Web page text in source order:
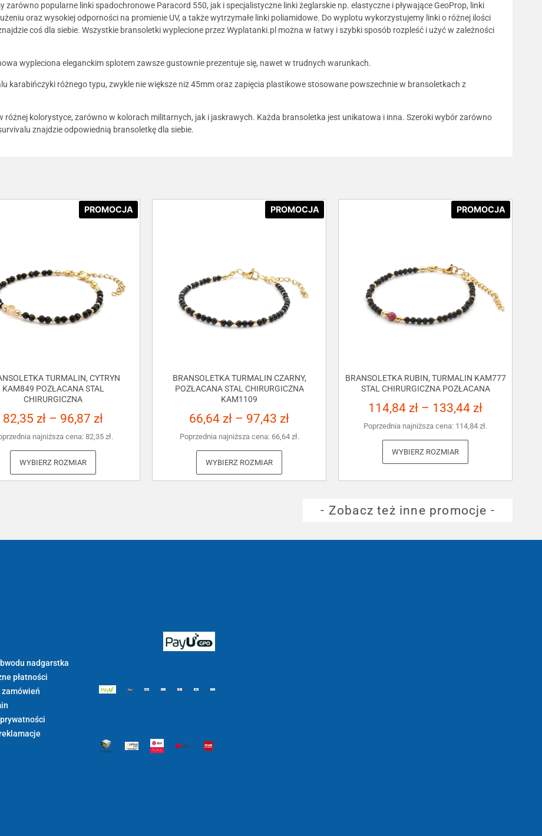
popularne linki spadochronowe Paracord 550, jak i specjalistyczne linki żeglarskie np. elastyczne i pływające GeoProp, linki
oraz wysokiej odporności na promienie UV, a także wytrzymałe linki poliamidowe. Do wyplotu wykorzystujemy linki o różnej ilości
coś dla siebie. Wszystkie bransoletki wyplecione przez Wyplatanki.pl można w łatwy i szybki sposób rozpleść i użyć w zależności
wypleciona eleganckim splotem zawsze gustownie prezentuje się, nawet w trudnych warunkach.
karabińczyki różnego typu, zwykle nie większe niż 45mm oraz zapięcia plastikowe stosowane powszechnie w bransoletkach z
kolorystyce, zarówno w kolorach militarnych, jak i jaskrawych. Każda bransoletka jest unikatowa i inna. Szeroki wybór zarówno
znajdzie odpowiednią bransoletkę dla siebie.
PROMOCJA
TURMALIN, CYTRYN
KAM849 POZŁACANA STAL
CHIRURGICZNA
82,35 zł – 96,87 zł
najniższa cena:82,35 zł.
WYBIERZ ROZMIAR
PROMOCJA
BRANSOLETKA TURMALIN CZARNY,
POZŁACANA STAL CHIRURGICZNA
KAM1109
66,64 zł – 97,43 zł
Poprzednia najniższa cena: 66,64 zł.
WYBIERZ ROZMIAR
PROMOCJA
BRANSOLETKA RUBIN, TURMALIN KAM777
STAL CHIRURGICZNA POZŁACANA
114,84 zł – 133,44 zł
Poprzednia najniższa cena: 114,84 zł.
WYBIERZ ROZMIAR
- Zobacz też inne promocje -
nadgarstka
płatności
zamówień